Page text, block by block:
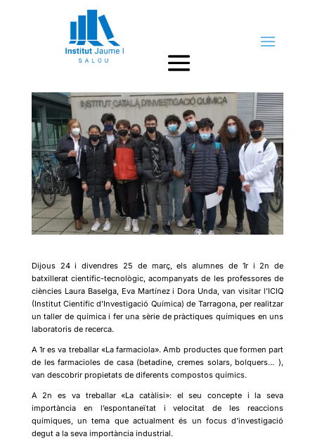
Taller de química
7abr., 2022|Destacats
Dijous 24 i divendres 25 de març, els alumnes de 1r i 2n de
batxillerat científic-tecnològic, acompanyats de les professores de
ciències Laura Baselga, Eva Martínez i Dora Unda, van visitar l’ICIQ
(Institut Científic d’Investigació Química) de Tarragona, per realitzar
un taller de química i fer una sèrie de pràctiques químiques en uns
laboratoris de recerca.
A 1r es va treballar «La farmaciola». Amb productes que formen part
de les farmacioles de casa (betadine, cremes solars, bolquers… ),
van descobrir propietats de diferents compostos químics.
A 2n es va treballar «La catàlisi»: el seu concepte i la seva
importància en l’espontaneïtat i velocitat de les reaccions
químiques, un tema que actualment és un focus d’investigació
degut a la seva importància industrial.